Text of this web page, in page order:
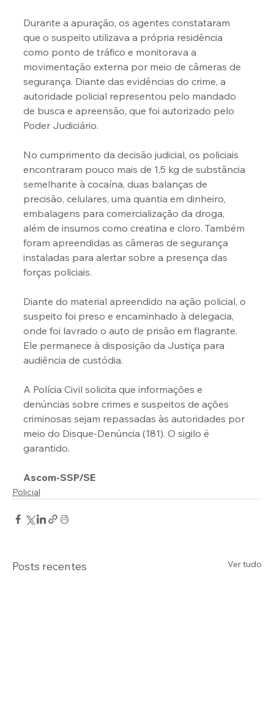
Durante a apuração, os agentes constataram
que o suspeito utilizava a própria residência
como ponto de tráfico e monitorava a
movimentação externa por meio de câmeras de
segurança. Diante das evidências do crime, a
autoridade policial representou pelo mandado
de busca e apreensão, que foi autorizado pelo
Poder Judiciário.
No cumprimento da decisão judicial, os policiais
encontraram pouco mais de 1,5 kg de substância
semelhante à cocaína, duas balanças de
precisão, celulares, uma quantia em dinheiro,
embalagens para comercialização da droga,
além de insumos como creatina e cloro. Também
foram apreendidas as câmeras de segurança
instaladas para alertar sobre a presença das
forças policiais.
Diante do material apreendido na ação policial, o
suspeito foi preso e encaminhado à delegacia,
onde foi lavrado o auto de prisão em flagrante.
Ele permanece à disposição da Justiça para
audiência de custódia.
A Polícia Civil solicita que informações e
denúncias sobre crimes e suspeitos de ações
criminosas sejam repassadas às autoridades por
meio do Disque-Denúncia (181). O sigilo é
garantido.
Ascom-SSP/SE
Policial
Posts recentes Ver tudo